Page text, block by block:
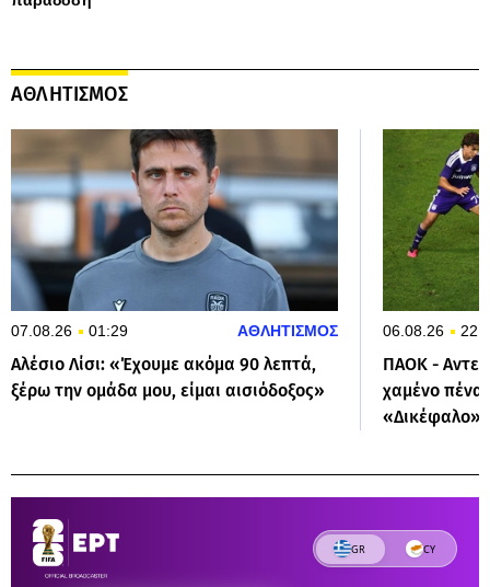
ΑΘΛΗΤΙΣΜΟΣ
07.08.26 01:29 ΑΘΛΗΤΙΣΜΟΣ
Αλέσιο Λίσι: «Έχουμε ακόμα 90 λεπτά,
ξέρω την ομάδα μου, είμαι αισιόδοξος»
06.08.26
ΠΑΟΚ -
χαμένο
«Δικέφαλο»